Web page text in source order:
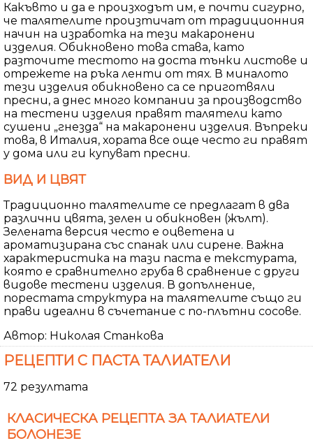
Какъвто и да е произходът им, е почти сигурно,
че талятелите произтичат от традиционния
начин на изработка на тези макаронени
изделия. Обикновено това става, като
разточите тестото на доста тънки листове и
отрежете на ръка ленти от тях. В миналото
тези изделия обикновено са се приготвяли
пресни, а днес много компании за производство
на тестени изделия правят талятели като
сушени „гнезда“ на макаронени изделия. Въпреки
това, в Италия, хората все още често ги правят
у дома или ги купуват пресни.
ВИД И ЦВЯТ
Традиционно талятелите се предлагат в два
различни цвята, зелен и обикновен (жълт).
Зелената версия често е оцветена и
ароматизирана със спанак или сирене. Важна
характеристика на тази паста е текстурата,
която е сравнително груба в сравнение с други
видове тестени изделия. В допълнение,
порестата структура на талятелите също ги
прави идеални в съчетание с по-плътни сосове.
Автор: Николая Станкова
РЕЦЕПТИ С ПАСТА ТАЛИАТЕЛИ
72 резултата
КЛАСИЧЕСКА РЕЦЕПТА ЗА ТАЛИАТЕЛИ
БОЛОНЕЗЕ